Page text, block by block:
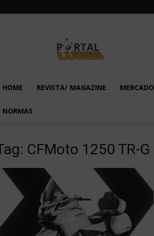
em
Foco
HOME REVISTA/ MAGAZINE MERCADO
NORMAS
CFMoto 1250 TR-G